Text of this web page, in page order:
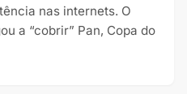
nas internets. O
a “cobrir” Pan, Copa do